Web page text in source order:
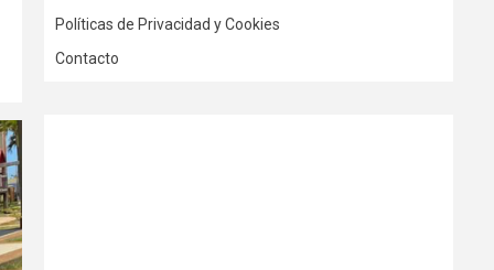
Políticas de Privacidad y Cookies
Contacto